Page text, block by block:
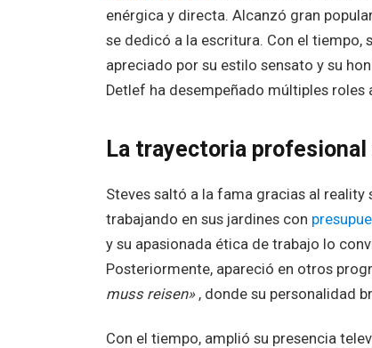
enérgica y directa. Alcanzó gran
se dedicó a la escritura. Con el tiempo,
apreciado por su estilo sensato y su
Detlef ha desempeñado múltiples roles
La trayectoria
Steves saltó a la fama gracias al reality
trabajando en sus jardines con
y su apasionada ética de trabajo lo
Posteriormente, apareció en otros
muss reisen», donde su personalidad
Con el tiempo, amplió su presencia